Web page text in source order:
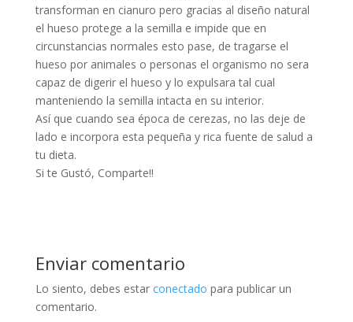
transforman en cianuro pero gracias al diseño natural
el hueso protege a la semilla e impide que en
circunstancias normales esto pase, de tragarse el
hueso por animales o personas el organismo no sera
capaz de digerir el hueso y lo expulsara tal cual
manteniendo la semilla intacta en su interior.
Así que cuando sea época de cerezas, no las deje de
lado e incorpora esta pequeña y rica fuente de salud a
tu dieta.
Si te Gustó, Comparte!!
Enviar comentario
Lo siento, debes estar conectado para publicar un
comentario.